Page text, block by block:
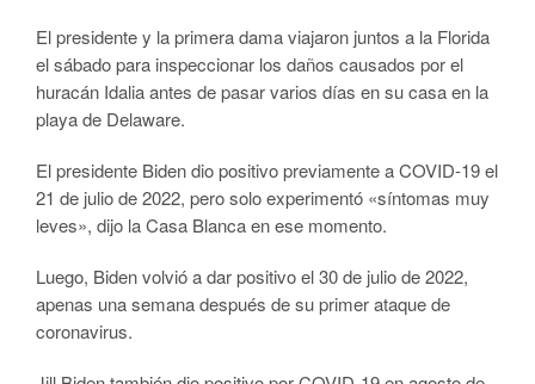
El presidente y la primera dama viajaron juntos a la Florida
el sábado para inspeccionar los daños causados por el
huracán Idalia antes de pasar varios días en su casa en la
playa de Delaware.
El presidente Biden dio positivo previamente a COVID-19 el
21 de julio de 2022, pero solo experimentó «síntomas muy
leves», dijo la Casa Blanca en ese momento.
Luego, Biden volvió a dar positivo el 30 de julio de 2022,
apenas una semana después de su primer ataque de
coronavirus.